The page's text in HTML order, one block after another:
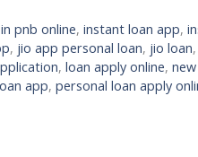
pnb online,instant loan app,
, jio app personal loan, jio loan,
, loan apply online,
app, personal loan apply